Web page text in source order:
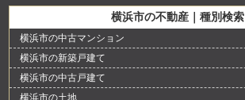
横浜市の不動産｜種別検索
横浜市の中古マンション
横浜市の新築戸建て
横浜市の中古戸建て